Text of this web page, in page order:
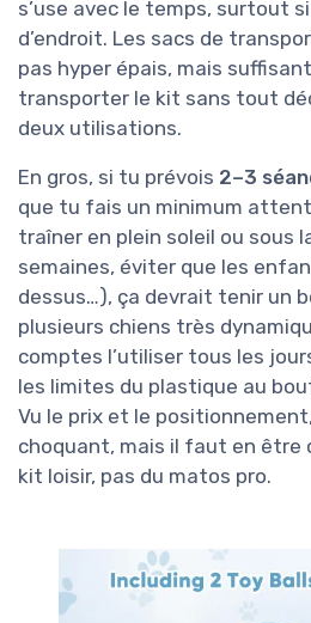
s’use avec le temps, surtout
d’endroit. Les sacs de
pas hyper épais, mais
transporter le kit sans tout
deux utilisations.
En gros, si tu prévois 2–3
que tu fais un minimum
traîner en plein soleil ou sous
semaines, éviter que les
dessus…), ça devrait tenir un
plusieurs chiens très
comptes l’utiliser tous les
les limites du plastique au
Vu le prix et le
choquant, mais il faut en être
kit loisir, pas du matos pro.